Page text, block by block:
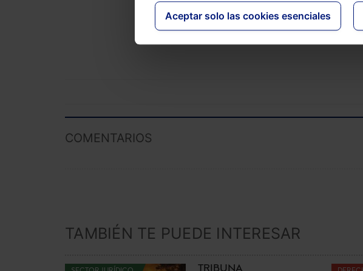
Aceptar solo las cookies esenciales
para que
Laboral y de Seguridad
COMENTARIOS
TAMBIÉN TE PUEDE INTERESAR